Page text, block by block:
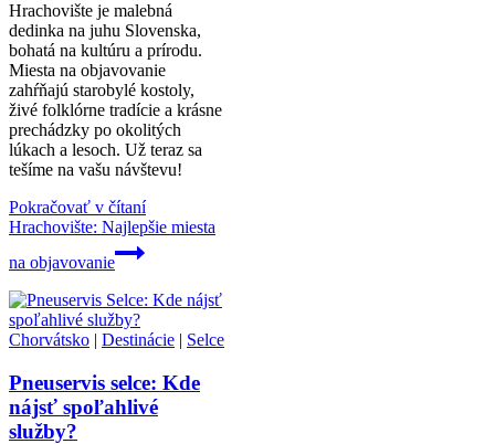
Hrachovište je malebná
dedinka na juhu Slovenska,
bohatá na kultúru a prírodu.
Miesta na objavovanie
zahŕňajú starobylé kostoly,
živé folklórne tradície a krásne
prechádzky po okolitých
lúkach a lesoch. Už teraz sa
tešíme na vašu návštevu!
Pokračovať v čítaní
Hrachovište: Najlepšie miesta
na objavovanie
Chorvátsko | Destinácie | Selce
Pneuservis selce: Kde
nájsť spoľahlivé
služby?